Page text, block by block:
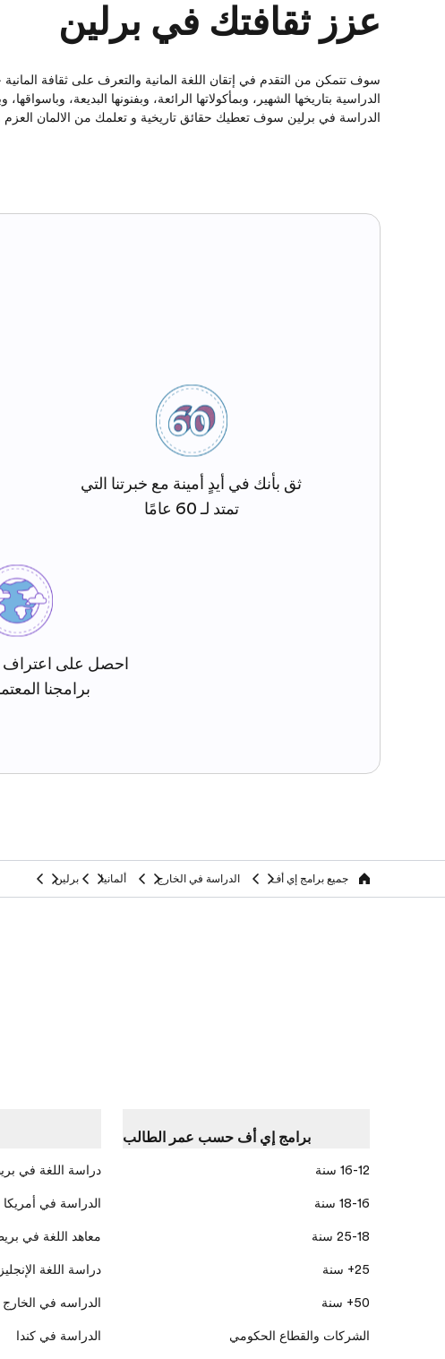
عزز ثقافتك في برلين
سوف تتمكن من التقدم في إتقان اللغة المانية والتعرف على ثقافة
الدراسية بتاريخها الشهير، وبمأكولاتها الرائعة، وبفنونها البديعة،
الدراسة في برلين سوف تعطيك حقائق تاريخية و تعلمك من الالمان العزم
ثق بأنك في أيدٍ أمينة مع خبرتنا التي
تمتد لـ 60 عامًا
احصل على اعتراف
برامجنا
homeجميع برامج إي أف الدراسة في الخارج ألمانيا برلين
برامج إي أف حسب عمر الطالب
16-12 سنة
18-16 سنة
25-18 سنة
25+ سنة
50+ سنة
الشركات والقطاع الحكومي
دراسة اللغة في
الدراسة في أمريكا
معاهد اللغة في
دراسة اللغة
الدراسه في الخارج
الدراسة في كندا